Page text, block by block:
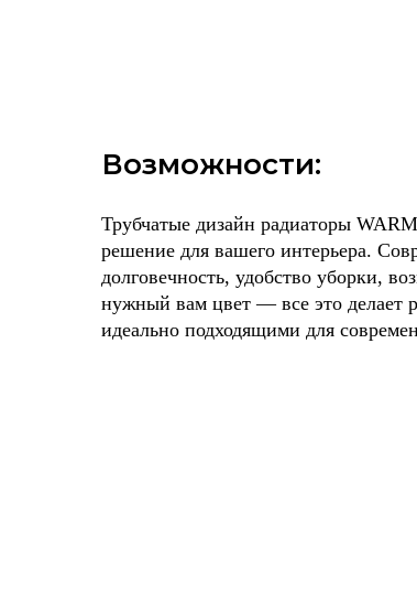
Возможности:
Трубчатые дизайн радиаторы
решение для вашего интерьера.
долговечность, удобство уборки,
нужный вам цвет — все это делает
идеально подходящими для